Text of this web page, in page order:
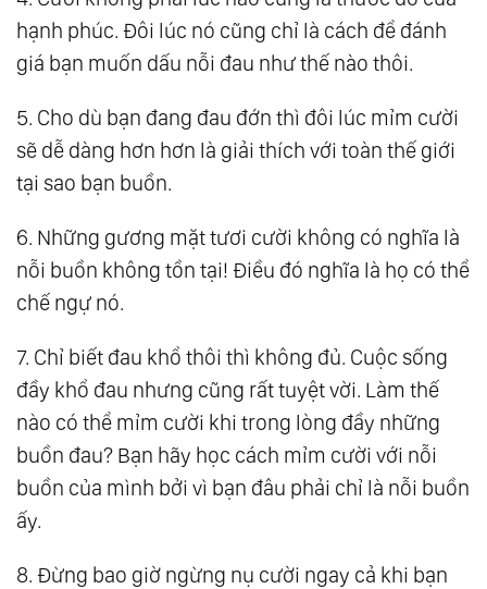
hạnh phúc. Đôi lúc nó cũng chỉ là cách để đánh
giá bạn muốn dấu nỗi đau như thế nào thôi.
5. Cho dù bạn đang đau đớn thì đôi lúc mỉm cười
sẽ dễ dàng hơn hơn là giải thích với toàn thế giới
tại sao bạn buồn.
6. Những gương mặt tươi cười không có nghĩa là
nỗi buồn không tồn tại! Điều đó nghĩa là họ có thể
chế ngự nó.
7. Chỉ biết đau khổ thôi thì không đủ. Cuộc sống
đầy khổ đau nhưng cũng rất tuyệt vời. Làm thế
nào có thể mỉm cười khi trong lòng đầy những
buồn đau? Bạn hãy học cách mỉm cười với nỗi
buồn của mình bởi vì bạn đâu phải chỉ là nỗi buồn
ấy.
8. Đừng bao giờ ngừng nụ cười ngay cả khi bạn